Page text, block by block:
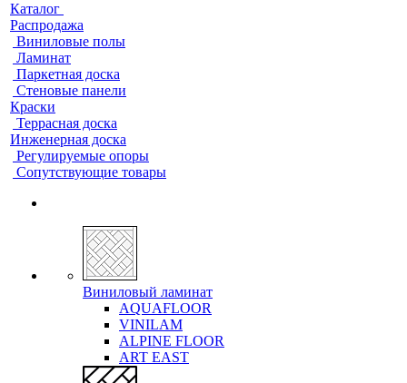
Каталог
Распродажа
Виниловые полы
Ламинат
Паркетная доска
Стеновые панели
Краски
Террасная доска
Инженерная доска
Регулируемые опоры
Сопутствующие товары
Виниловый ламинат
AQUAFLOOR
VINILAM
ALPINE FLOOR
ART EAST